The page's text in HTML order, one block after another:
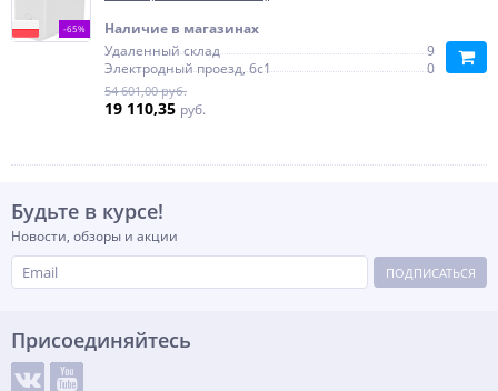
-65%
Наличие в магазинах
Удаленный склад
9
Электродный проезд, 6с1
0
54 601,00 руб.
19 110,35 руб.
Будьте в курсе!
Новости, обзоры и акции
ПОДПИСАТЬСЯ
Присоединяйтесь